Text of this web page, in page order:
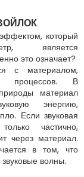
который
является
это означает?
с материалом,
процессов. В
материал
энергию,
Если звуковая
частично,
через материал.
в том, что
волны.